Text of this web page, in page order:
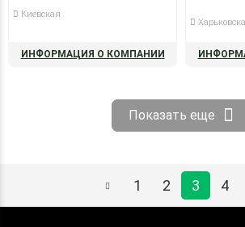
Киевская
ИНФОРМАЦИЯ О КОМПАНИИ
Показать еще
1 2 3 4